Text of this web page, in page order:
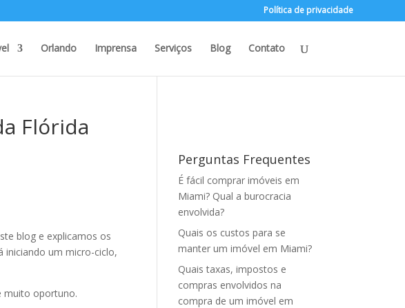
Política de privacidade
Orlando Imprensa Serviços Blog Contato
Flórida
blog e explicamos os
iniciando um micro-ciclo,
muito oportuno.
Perguntas Frequentes
É fácil comprar imóveis em
Miami? Qual a burocracia
envolvida?
Quais os custos para se
manter um imóvel em Miami?
Quais taxas, impostos e
compras envolvidos na
compra de um imóvel em